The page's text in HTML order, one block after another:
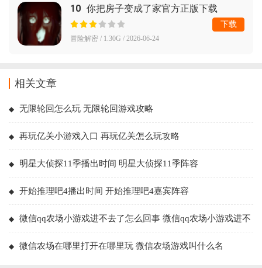
10 你把房子变成了家官方正版下载
(YouMakeThisHouseaHome)
冒险解密 / 1.30G / 2026-06-24
下载
相关文章
无限轮回怎么玩 无限轮回游戏攻略
再玩亿关小游戏入口 再玩亿关怎么玩攻略
明星大侦探11季播出时间 明星大侦探11季阵容
开始推理吧4播出时间 开始推理吧4嘉宾阵容
微信qq农场小游戏进不去了怎么回事 微信qq农场小游戏进不
微信农场在哪里打开在哪里玩 微信农场游戏叫什么名